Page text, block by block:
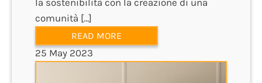
la sostenibilità con la creazione di una
comunità […]
READ MORE
25 May 2023